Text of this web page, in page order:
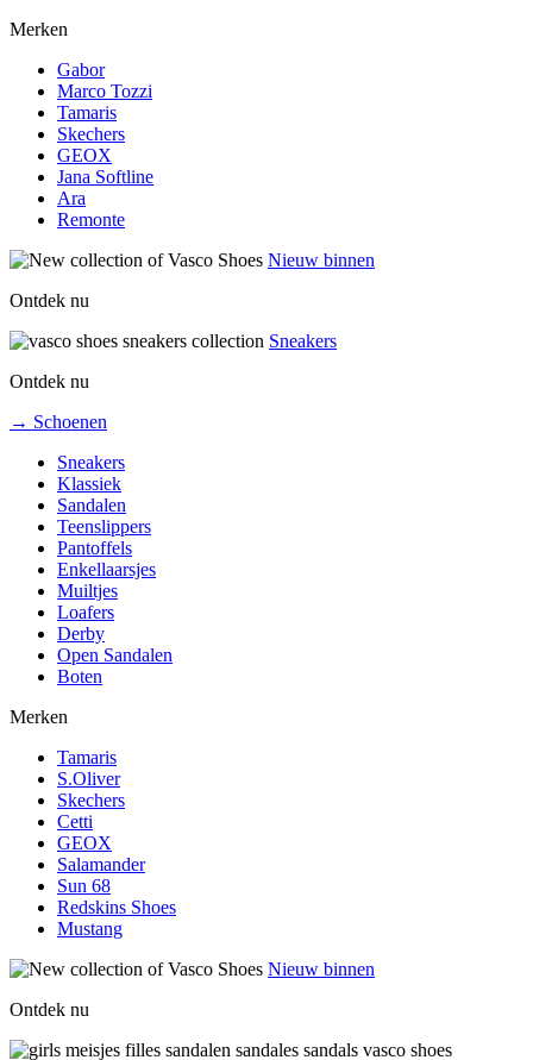
Merken
Gabor
Marco Tozzi
Tamaris
Skechers
GEOX
Jana Softline
Ara
Remonte
Nieuw binnen
Ontdek nu
Sneakers
Ontdek nu
→ Schoenen
Sneakers
Klassiek
Sandalen
Teenslippers
Pantoffels
Enkellaarsjes
Muiltjes
Loafers
Derby
Open Sandalen
Boten
Merken
Tamaris
S.Oliver
Skechers
Cetti
GEOX
Salamander
Sun 68
Redskins Shoes
Mustang
Nieuw binnen
Ontdek nu